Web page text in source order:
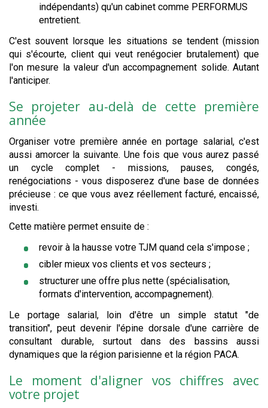
indépendants) qu'un cabinet comme PERFORMUS
entretient.
C'est souvent lorsque les situations se tendent (mission
qui s'écourte, client qui veut renégocier brutalement) que
l'on mesure la valeur d'un accompagnement solide. Autant
l'anticiper.
Se projeter au-delà de cette première
année
Organiser votre première année en portage salarial, c'est
aussi amorcer la suivante. Une fois que vous aurez passé
un cycle complet - missions, pauses, congés,
renégociations - vous disposerez d'une base de données
précieuse : ce que vous avez réellement facturé, encaissé,
investi.
Cette matière permet ensuite de :
revoir à la hausse votre TJM quand cela s'impose ;
cibler mieux vos clients et vos secteurs ;
structurer une offre plus nette (spécialisation,
formats d'intervention, accompagnement).
Le portage salarial, loin d'être un simple statut "de
transition", peut devenir l'épine dorsale d'une carrière de
consultant durable, surtout dans des bassins aussi
dynamiques que la région parisienne et la région PACA.
Le moment d'aligner vos chiffres avec
votre projet